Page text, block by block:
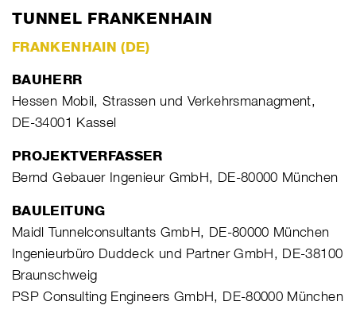
TUNNEL FRANKENHAIN
FRANKENHAIN (DE)
BAUHERR
Hessen Mobil, Strassen und Verkehrsmanagment,
DE-34001 Kassel
PROJEKTVERFASSER
Bernd Gebauer Ingenieur GmbH, DE-80000 München
BAULEITUNG
Maidl Tunnelconsultants GmbH, DE-80000 München
Ingenieurbüro Duddeck und Partner GmbH, DE-38100
Braunschweig
PSP Consulting Engineers GmbH, DE-80000 München